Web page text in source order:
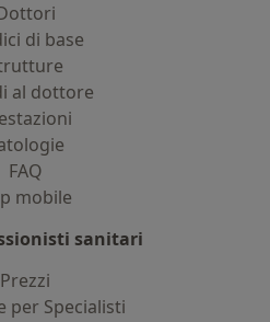
di base
al dottore
FAQ
mobile
sanitari
Prezzi
per Specialisti